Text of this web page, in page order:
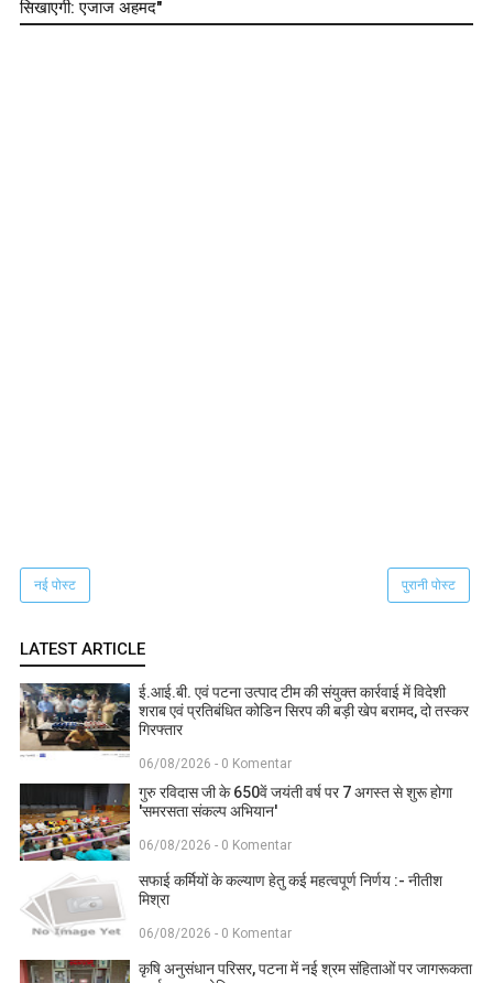
सिखाएगी: एजाज अहमद"
नई पोस्ट पुरानी पोस्ट
LATEST ARTICLE
ई.आई.बी. एवं पटना उत्पाद टीम की संयुक्त कार्रवाई में विदेशी
शराब एवं प्रतिबंधित कोडिन सिरप की बड़ी खेप बरामद, दो तस्कर
गिरफ्तार
06/08/2026 - 0 Komentar
गुरु रविदास जी के 650वें जयंती वर्ष पर 7 अगस्त से शुरू होगा
'समरसता संकल्प अभियान'
06/08/2026 - 0 Komentar
सफाई कर्मियों के कल्याण हेतु कई महत्वपूर्ण निर्णय :- नीतीश
मिश्रा
06/08/2026 - 0 Komentar
कृषि अनुसंधान परिसर, पटना में नई श्रम संहिताओं पर जागरूकता